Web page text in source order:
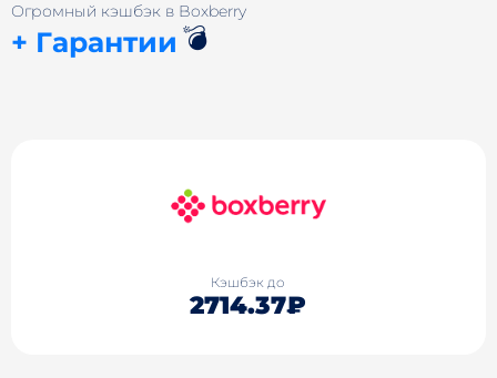
Огромный кэшбэк в Boxberry
+ Гарантии 💣
Кэшбэк до
2714.37₽